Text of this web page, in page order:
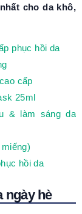
cho da khô,
phục hồi da
cấp
25ml
& làm sáng da
hồi da
ngày hè